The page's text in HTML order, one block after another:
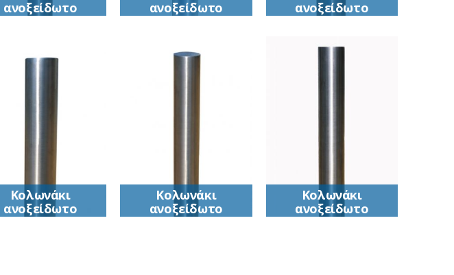
ανοξείδωτο
(ΙΝΟΧ)
ανοξείδωτο (ΙΝΟΧ)
ανοξείδωτο
(ΙΝΟΧ)
ανοξείδωτο (ΙΝΟΧ)
ανοξείδωτο
(ΙΝΟΧ)
Κολωνάκι
ανοξείδωτο
(ΙΝΟΧ)
Κολωνάκι
ανοξείδωτο
(ΙΝΟΧ)
Κολωνάκι
ανοξείδωτο
(ΙΝΟΧ)